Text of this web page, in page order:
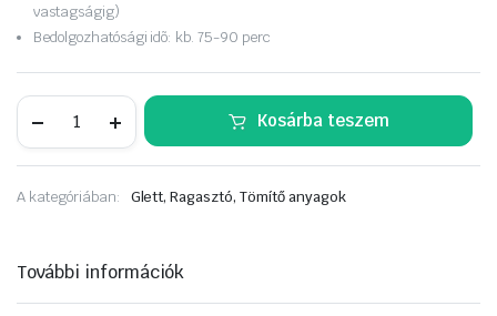
vastagságig)
Bedolgozhatósági idõ: kb. 75-90 perc
glett
2,5kg
Kosárba teszem
A kategóriában: Glett, Ragasztó, Tömítő anyagok
További információk